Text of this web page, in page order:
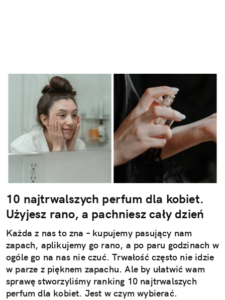
10 najtrwalszych perfum dla kobiet.
Użyjesz rano, a pachniesz cały dzień
Każda z nas to zna – kupujemy pasujący nam
zapach, aplikujemy go rano, a po paru godzinach w
ogóle go na nas nie czuć. Trwałość często nie idzie
w parze z pięknem zapachu. Ale by ułatwić wam
sprawę stworzyliśmy ranking 10 najtrwalszych
perfum dla kobiet. Jest w czym wybierać.